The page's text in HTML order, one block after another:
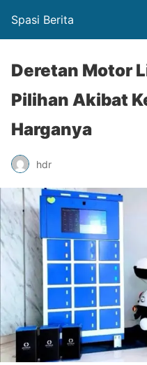
Spasi Berita
Deretan Motor
Pilihan Akibat
Harganya
hdr